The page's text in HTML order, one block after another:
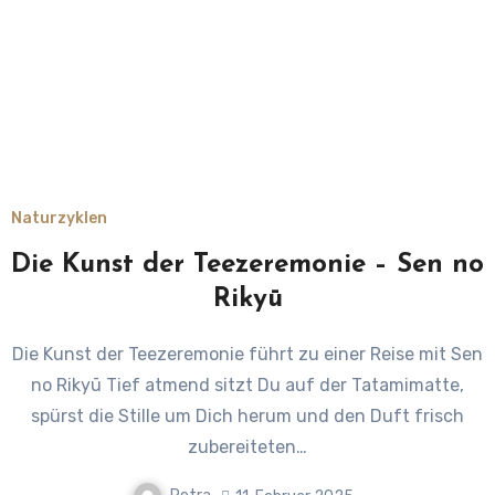
Naturzyklen
Die Kunst der Teezeremonie – Sen no
Rikyū
Die Kunst der Teezeremonie führt zu einer Reise mit Sen
no Rikyū Tief atmend sitzt Du auf der Tatamimatte,
spürst die Stille um Dich herum und den Duft frisch
zubereiteten…